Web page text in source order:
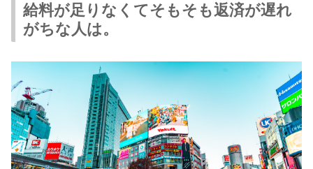
給料が足りなくてそもそも返済が遅れ
がちな人は。